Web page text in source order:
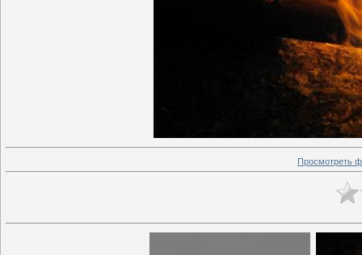
Просмотреть